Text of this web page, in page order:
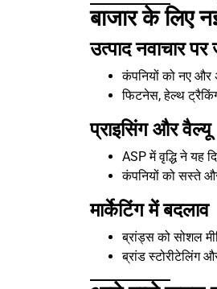
बाजार के लिए
उत्पाद नवाचार पर
कंपनियों को नए और
फिटनेस, हेल्थ
प्राइसिंग और वैल्यू
ASP में वृद्धि ने यह
कंपनियों को सस्ते
मार्केटिंग में बदलाव
ब्रांड्स को सोशल
ब्रांड स्टोरीटेलिंग